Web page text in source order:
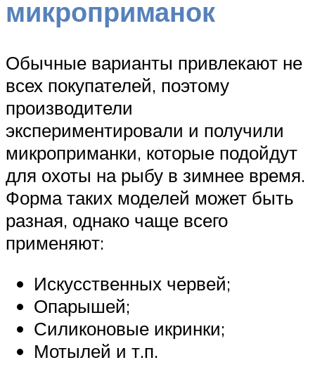
микроприманок
Обычные варианты привлекают не
всех покупателей, поэтому
производители
экспериментировали и получили
микроприманки, которые подойдут
для охоты на рыбу в зимнее время.
Форма таких моделей может быть
разная, однако чаще всего
применяют:
Искусственных червей;
Опарышей;
Силиконовые икринки;
Мотылей и т.п.